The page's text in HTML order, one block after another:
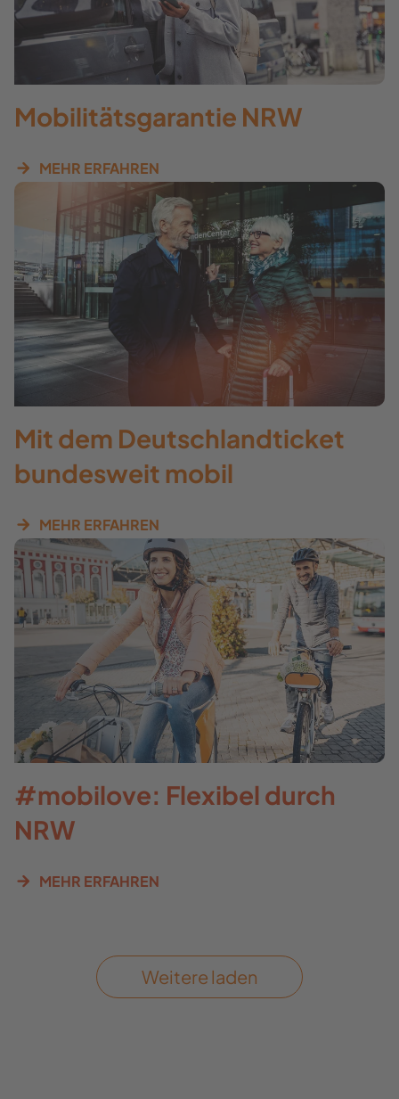
Mobilitätsgarantie NRW
MEHR ERFAHREN
Mit dem Deutschlandticket
bundesweit mobil
MEHR ERFAHREN
#mobilove: Flexibel durch
NRW
MEHR ERFAHREN
Weitere laden